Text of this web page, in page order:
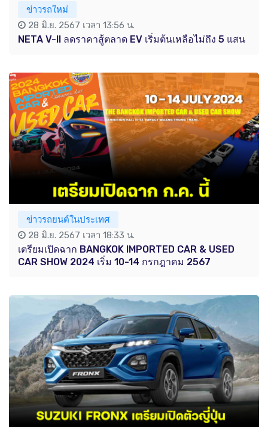
ข่าวรถใหม่
28 มิ.ย. 2567 เวลา 13:56 น.
NETA V-II ลดราคาสู้ตลาด EV เริ่มต้นเหลือไม่ถึง 5 แสน
ข่าวรถยนต์ในประเทศ
28 มิ.ย. 2567 เวลา 18:33 น.
เตรียมเปิดฉาก BANGKOK IMPORTED CAR & USED
CAR SHOW 2024 เริ่ม 10-14 กรกฎาคม 2567